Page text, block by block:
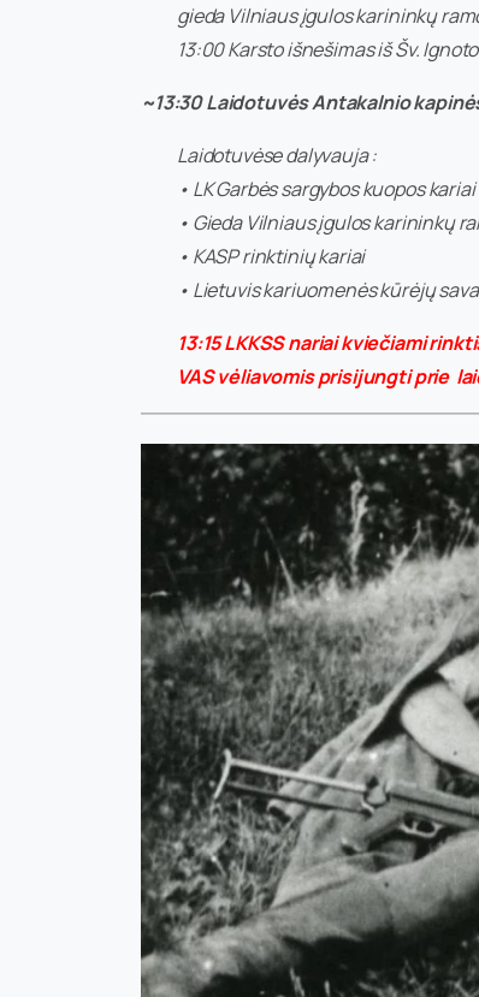
gieda Vilniaus įgulos karininkų
13:00 Karsto išnešimas iš Šv.
~13:30 Laidotuvės Antakalnio
Laidotuvėse dalyvauja :
• LK Garbės sargybos kuopos
• Gieda Vilniaus įgulos karininkų
• KASP rinktinių kariai
• Lietuvis kariuomenės kūrėjų
13:15 LKKSS nariai kviečiami
VAS vėliavomis prisijungti prie